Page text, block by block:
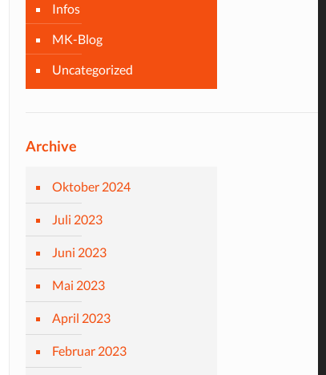
Infos
MK-Blog
Uncategorized
Archive
Oktober 2024
Juli 2023
Juni 2023
Mai 2023
April 2023
Februar 2023